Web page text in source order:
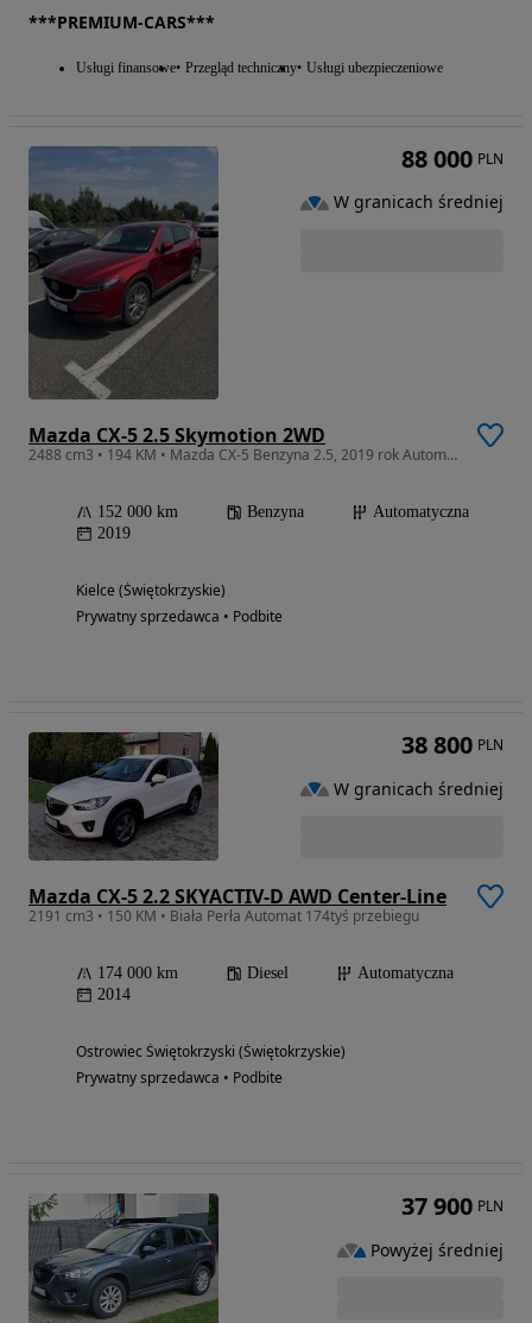
***PREMIUM-CARS***
Usługi finansowe Przegląd techniczny Usługi ubezpieczeniowe
Mazda CX-5 2.5 Skymotion 2WD
2488 cm3 • 194 KM • Mazda CX-5 Benzyna 2.5, 2019 rok Automat
152 000 km Benzyna
Automatyczna
2019
Kielce (Świętokrzyskie)
Prywatny sprzedawca • Podbite
88 000 PLN
W granicach średniej
Mazda CX-5 2.2 SKYACTIV-D AWD Center-Line
2191 cm3 • 150 KM • Biała Perła Automat 174tyś przebiegu
174 000 km Diesel
Automatyczna
2014
Ostrowiec Świętokrzyski (Świętokrzyskie)
Prywatny sprzedawca • Podbite
38 800 PLN
W granicach średniej
37 900 PLN
Powyżej średniej